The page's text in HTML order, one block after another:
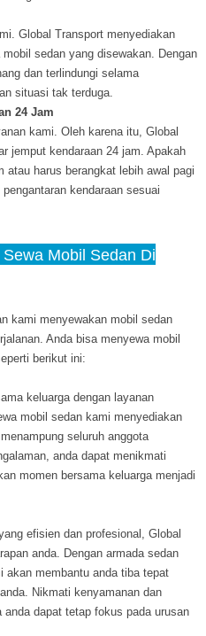
Global Transport menyediakan
sedan yang disewakan. Dengan
dan terlindungi selama
situasi tak terduga.
24 Jam
kami. Oleh karena itu, Global
jemput kendaraan 24 jam. Apakah
atau harus berangkat lebih awal pagi
kendaraan sesuai
Mobil Sedan Di
kami menyewakan mobil sedan
Anda bisa menyewa mobil
berikut ini:
keluarga dengan layanan
mobil sedan kami menyediakan
seluruh anggota
anda dapat menikmati
momen bersama keluarga menjadi
efisien dan profesional, Global
anda. Dengan armada sedan
akan membantu anda tiba tepat
Nikmati kenyamanan dan
dapat tetap fokus pada urusan